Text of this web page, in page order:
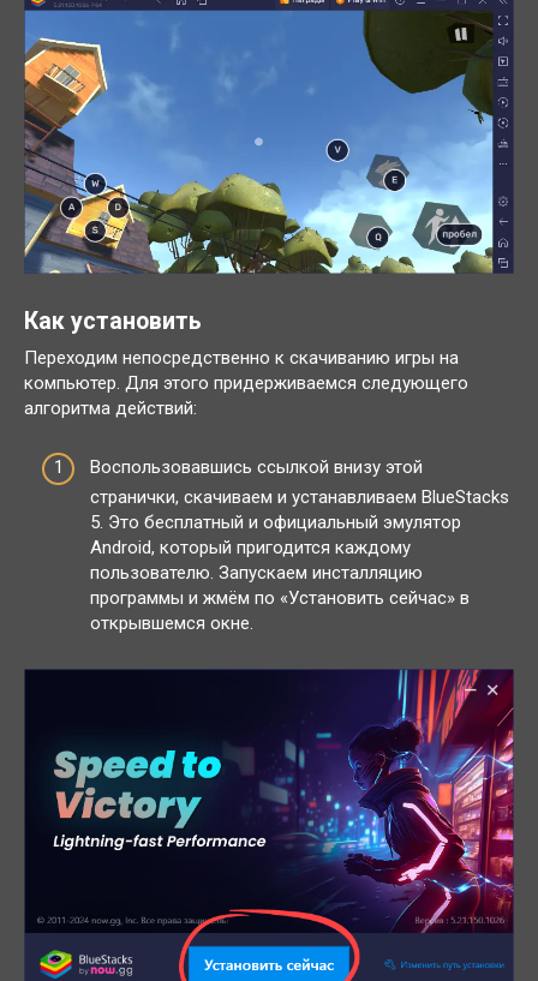
Как установить
Переходим непосредственно к скачиванию игры на
компьютер. Для этого придерживаемся следующего
алгоритма действий:
Воспользовавшись ссылкой внизу этой
странички, скачиваем и устанавливаем BlueStacks
5. Это бесплатный и официальный эмулятор
Android, который пригодится каждому
пользователю. Запускаем инсталляцию
программы и жмём по «Установить сейчас» в
открывшемся окне.